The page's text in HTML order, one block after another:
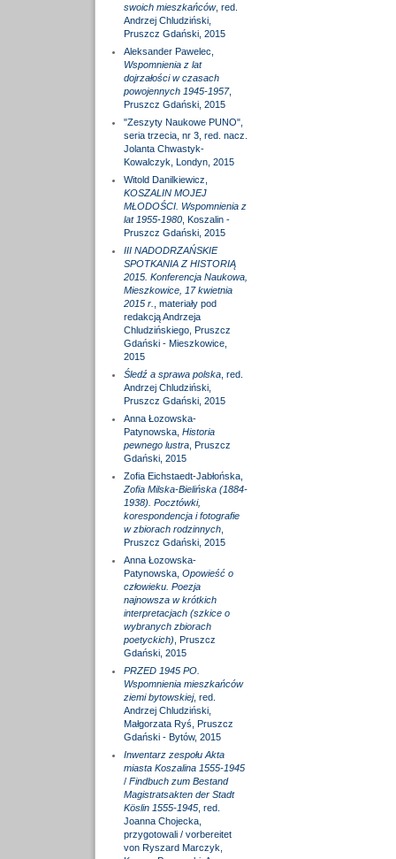
swoich mieszkańców, red.
Andrzej Chludziński,
Pruszcz Gdański, 2015
Aleksander Pawelec,
Wspomnienia z lat
dojrzałości w czasach
powojennych 1945-1957,
Pruszcz Gdański, 2015
"Zeszyty Naukowe PUNO",
seria trzecia, nr 3, red. nacz.
Jolanta Chwastyk-
Kowalczyk, Londyn, 2015
Witold Danilkiewicz,
KOSZALIN MOJEJ
MŁODOŚCI. Wspomnienia z
lat 1955-1980, Koszalin -
Pruszcz Gdański, 2015
III NADODRZAŃSKIE
SPOTKANIA Z HISTORIĄ
2015. Konferencja Naukowa,
Mieszkowice, 17 kwietnia
2015 r.
, materiały pod
redakcją Andrzeja
Chludzińskiego, Pruszcz
Gdański - Mieszkowice,
2015
Śledź a sprawa polska, red.
Andrzej Chludziński,
Pruszcz Gdański, 2015
Anna Łozowska-
Patynowska, Historia
pewnego lustra, Pruszcz
Gdański, 2015
Zofia Eichstaedt-Jabłońska,
Zofia Milska-Bielińska (1884-
1938). Pocztówki,
korespondencja i fotografie
w zbiorach rodzinnych,
Pruszcz Gdański, 2015
Anna Łozowska-
Patynowska, Opowieść o
człowieku. Poezja
najnowsza w krótkich
interpretacjach (szkice o
wybranych zbiorach
poetyckich) , Pruszcz
Gdański, 2015
PRZED 1945 PO.
Wspomnienia mieszkańców
ziemi bytowskiej, red.
Andrzej Chludziński,
Małgorzata Ryś, Pruszcz
Gdański - Bytów, 2015
Inwentarz zespołu Akta
miasta Koszalina 1555-1945
/ Findbuch zum Bestand
Magistratsakten der Stadt
Köslin 1555-1945, red.
Joanna Chojecka,
przygotowali / vorbereitet
von Ryszard Marczyk,